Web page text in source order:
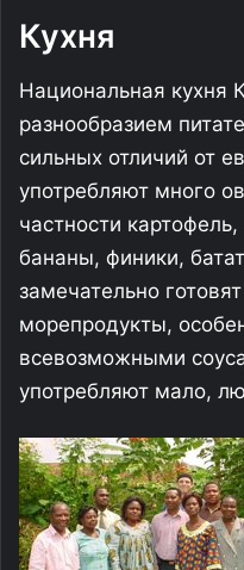
Кухня
Национальная кухня
разнообразием
сильных отличий от
употребляют много
частности
бананы, финики,
замечательно
морепродукты,
всевозможными
употребляют мало,